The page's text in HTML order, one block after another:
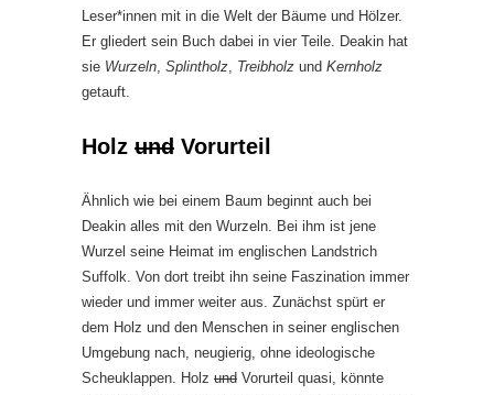
Leser*innen mit in die Welt der Bäume und Hölzer.
Er gliedert sein Buch dabei in vier Teile. Deakin hat
sie Wurzeln Splintholz Treibholz und Kernholz
getauft.
Holz und Vorurteil
Ähnlich wie bei einem Baum beginnt auch bei
Deakin alles mit den Wurzeln. Bei ihm ist jene
Wurzel seine Heimat im englischen Landstrich
Suffolk. Von dort treibt ihn seine Faszination immer
wieder und immer weiter aus. Zunächst spürt er
dem Holz und den Menschen in seiner englischen
Umgebung nach, neugierig, ohne ideologische
Scheuklappen. Holz und Vorurteil quasi, könnte